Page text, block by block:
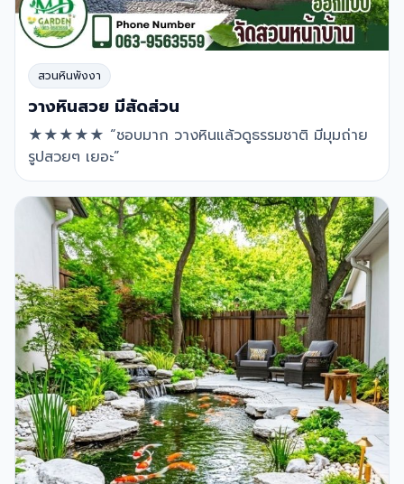
สวนหินพังงา
วางหินสวย มีสัดส่วน
★★★★★ “ชอบมาก วางหินแล้วดูธรรมชาติ มีมุมถ่าย
รูปสวยๆ เยอะ”